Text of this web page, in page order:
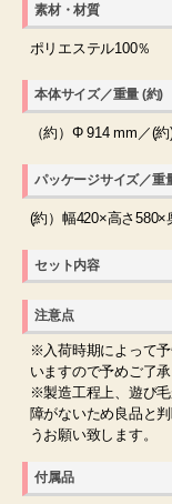
素材・材質
ポリエステル100％
本体サイズ／重量 (約)
（約）Φ 914 mm／(
パッケージサイズ／重
(約）幅420×高さ
セット内容
注意点
※入荷時期によって
いますので予めご了承
※製造工程上、遊び
障がないため良品と
うお願い致します。
付属品